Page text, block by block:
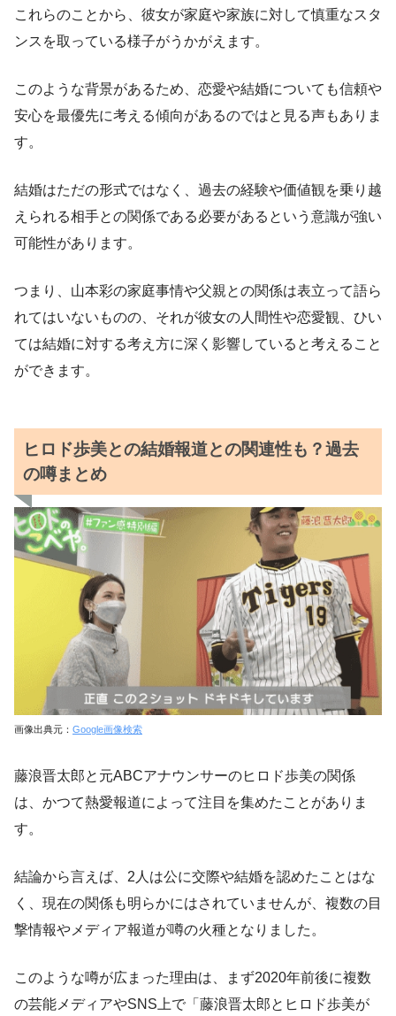
これらのことから、彼女が家庭や家族に対して慎重なスタ
ンスを取っている様子がうかがえます。
このような背景があるため、恋愛や結婚についても信頼や
安心を最優先に考える傾向があるのではと見る声もありま
す。
結婚はただの形式ではなく、過去の経験や価値観を乗り越
えられる相手との関係である必要があるという意識が強い
可能性があります。
つまり、山本彩の家庭事情や父親との関係は表立って語ら
れてはいないものの、それが彼女の人間性や恋愛観、ひい
ては結婚に対する考え方に深く影響していると考えること
ができます。
ヒロド歩美との結婚報道との関連性も？過去
の噂まとめ
画像出典元： Google画像検索
藤浪晋太郎と元ABCアナウンサーのヒロド歩美の関係
は、かつて熱愛報道によって注目を集めたことがありま
す。
結論から言えば、2人は公に交際や結婚を認めたことはな
く、現在の関係も明らかにはされていませんが、複数の目
撃情報やメディア報道が噂の火種となりました。
このような噂が広まった理由は、まず2020年前後に複数
の芸能メディアやSNS上で「藤浪晋太郎とヒロド歩美が